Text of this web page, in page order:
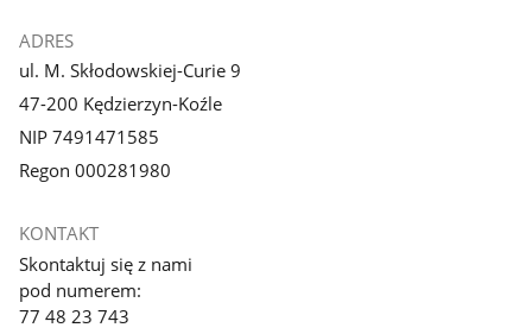
ADRES
ul. M. Skłodowskiej-Curie 9
47-200 Kędzierzyn-Koźle
NIP 7491471585
Regon 000281980
KONTAKT
Skontaktuj się z nami
pod numerem:
77 48 23 743